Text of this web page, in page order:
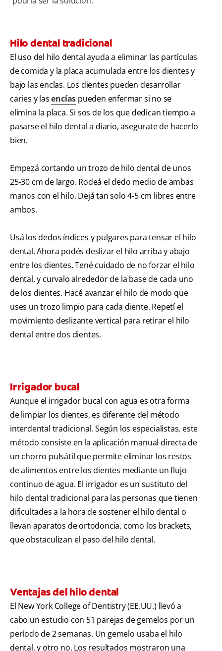
Hilo dental tradicional
El uso del hilo dental ayuda a eliminar las partículas
de comida y la placa acumulada entre los dientes y
bajo las encías. Los dientes pueden desarrollar
caries y lasencías pueden enfermar si no se
elimina la placa. Si sos de los que dedican tiempo a
pasarse el hilo dental a diario, asegurate de hacerlo
bien.
Empezá cortando un trozo de hilo dental de unos
25-30 cm de largo. Rodeá el dedo medio de ambas
manos con el hilo. Dejá tan solo 4-5 cm libres entre
ambos.
Usá los dedos índices y pulgares para tensar el hilo
dental. Ahora podés deslizar el hilo arriba y abajo
entre los dientes. Tené cuidado de no forzar el hilo
dental, y curvalo alrededor de la base de cada uno
de los dientes. Hacé avanzar el hilo de modo que
uses un trozo limpio para cada diente. Repetí el
movimiento deslizante vertical para retirar el hilo
dental entre dos dientes.
Irrigador bucal
Aunque el irrigador bucal con agua es otra forma
de limpiar los dientes, es diferente del método
interdental tradicional. Según los especialistas, este
método consiste en la aplicación manual directa de
un chorro pulsátil que permite eliminar los restos
de alimentos entre los dientes mediante un flujo
continuo de agua. El irrigador es un sustituto del
hilo dental tradicional para las personas que tienen
dificultades a la hora de sostener el hilo dental o
llevan aparatos de ortodoncia, como los brackets,
que obstaculizan el paso del hilo dental.
Ventajas del hilo dental
El New York College of Dentistry (EE.UU.) llevó a
cabo un estudio con 51 parejas de gemelos por un
período de 2 semanas. Un gemelo usaba el hilo
dental, y otro no. Los resultados mostraron una